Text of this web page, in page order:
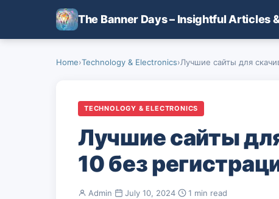
Skip to main content
The Banner Days – Insightful Articles
Home›Technology & Electronics›Лучшие сайты для
TECHNOLOGY & ELECTRONICS
Лучшие сайты
10 без
Admin July 10, 2024 1 min read